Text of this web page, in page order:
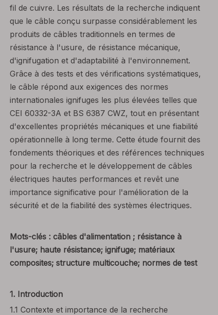
fil de cuivre. Les résultats de la recherche indiquent
que le câble conçu surpasse considérablement les
produits de câbles traditionnels en termes de
résistance à l'usure, de résistance mécanique,
d'ignifugation et d'adaptabilité à l'environnement.
Grâce à des tests et des vérifications systématiques,
le câble répond aux exigences des normes
internationales ignifuges les plus élevées telles que
CEI 60332-3A et BS 6387 CWZ, tout en présentant
d'excellentes propriétés mécaniques et une fiabilité
opérationnelle à long terme. Cette étude fournit des
fondements théoriques et des références techniques
pour la recherche et le développement de câbles
électriques hautes performances et revêt une
importance significative pour l'amélioration de la
sécurité et de la fiabilité des systèmes électriques.
Mots-clés : câbles d'alimentation ; résistance à
l'usure; haute résistance; ignifuge; matériaux
composites; structure multicouche; normes de test
1. Introduction
1.1 Contexte et importance de la recherche